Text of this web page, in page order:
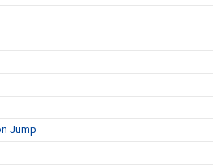
Jump